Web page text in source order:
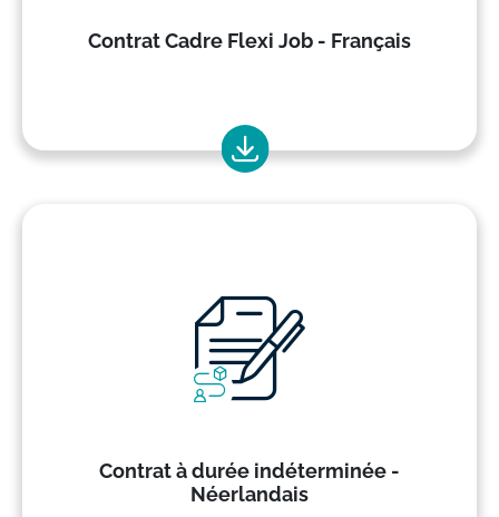
Contrat Cadre Flexi Job - Français
Contrat à durée indéterminée -
Néerlandais